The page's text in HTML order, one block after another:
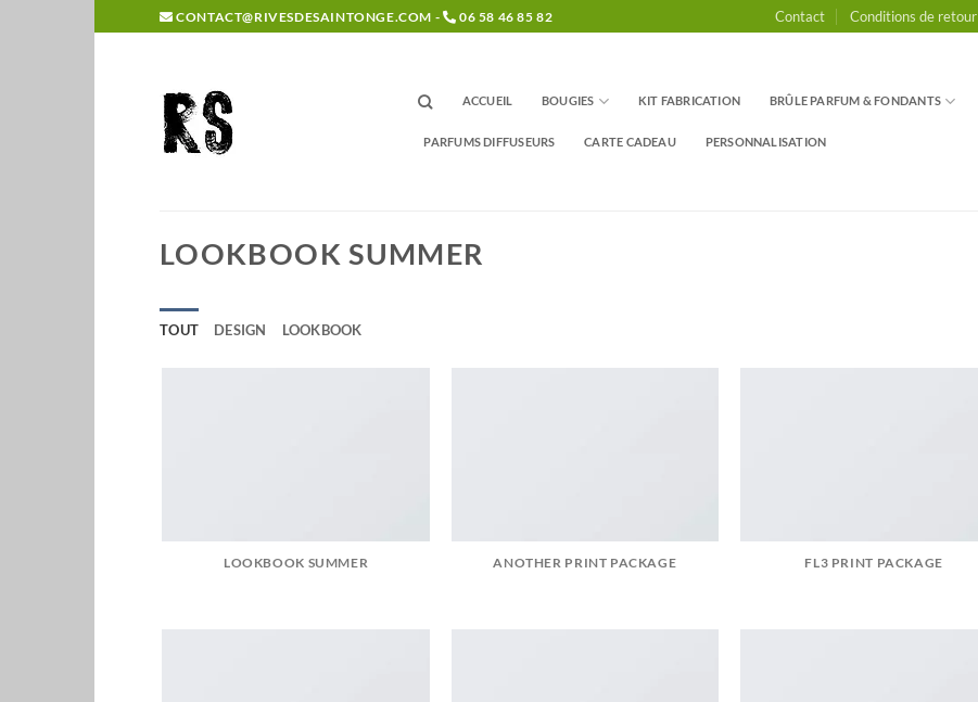
au
CONTACT@RIVESDESAINTONGE.COM - 06 58 46 85 82 Contact Conditions de retour
ACCUEIL BOUGIES KIT FABRICATION BRÛLE PARFUM & FONDANTS
PARFUMS DIFFUSEURS CARTE CADEAU PERSONNALISATION
LOOKBOOK SUMMER
TOUT DESIGN LOOKBOOK
LOOKBOOK SUMMER ANOTHER PRINT PACKAGE FL3 PRINT PACKAGE